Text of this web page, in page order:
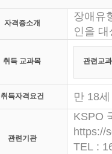
자격증소개
장애유
인을
취득 교과목 관련교
취득자격요건 만 18
관련기관
KSPO
https://
TEL :